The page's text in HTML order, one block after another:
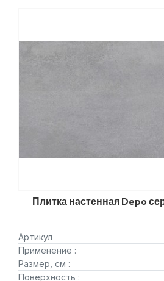
Плитка настенная Depo
Артикул
Применение :
Размер, см :
Поверхность :